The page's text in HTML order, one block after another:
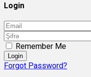
Login
Remember Me
Login
Forgot Password?